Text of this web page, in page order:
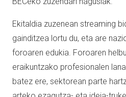
Ekitaldia zuzenean streaming
gainditzea lortu du, eta are
foroaren edukia. Foroaren
eraikuntzako profesionalen
batez ere, sektorean parte